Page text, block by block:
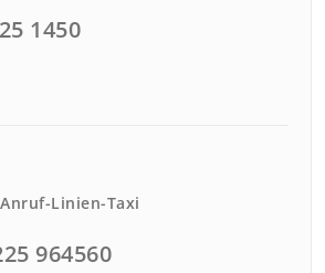
1450
Linien-Taxi
964560